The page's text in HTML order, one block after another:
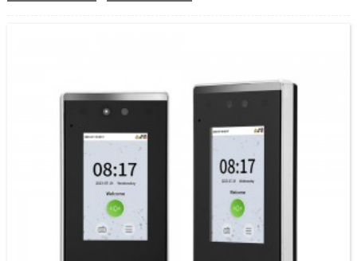
SpeedFace V4L Pro може да се интегрира и со мобилната страница ZKBioAccess за
поддршка на динамички QR кодови за контрола на пристап или протоколи за време и
присуство. Понатаму, серијата SpeedFace-V4L Pro го вклучува врвниот алгоритам
против лажирање за препознавање лица, заштитувајќи ги повеќето лажни фотографии
и видео напади. Терминалот, исто така, поддржува специјализирани QR модули како
што се QR код, PDF417, Data Matrix, MicroPDF417 и Aztec. Нашите уреди поддржуваат
повеќе јазици, англиски, шпански, виетнамски, тајландски, индонезиски, руски,
италијански, француски, хебрејски, португалски, корејски, кинески, турски, германски
и така натаму. Корисникот може да го избере јазикот што му е потребен. Покрај тоа,
FacePro4-QR може да работи во нашиот моќен веб-базиран софтвер за мерење на
време и присуство UTime Master или ZKTime5.0.